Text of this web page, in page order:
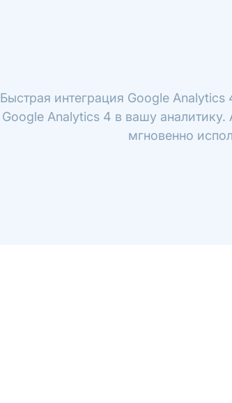
Быстрая интеграция Google
Google Analytics 4 в вашу
мгновенно